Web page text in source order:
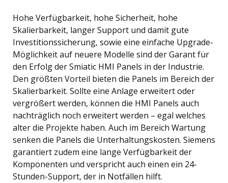
Hohe Verfügbarkeit, hohe Sicherheit, hohe
Skalierbarkeit, langer Support und damit gute
Investitionssicherung, sowie eine einfache Upgrade-
Möglichkeit auf neuere Modelle sind der Garant für
den Erfolg der Smiatic HMI Panels in der Industrie.
Den größten Vorteil bieten die Panels im Bereich der
Skalierbarkeit. Sollte eine Anlage erweitert oder
vergrößert werden, können die HMI Panels auch
nachträglich noch erweitert werden – egal welches
alter die Projekte haben. Auch im Bereich Wartung
senken die Panels die Unterhaltungskosten. Siemens
garantiert zudem eine lange Verfügbarkeit der
Komponenten und verspricht auch einen ein 24-
Stunden-Support, der in Notfällen hilft.